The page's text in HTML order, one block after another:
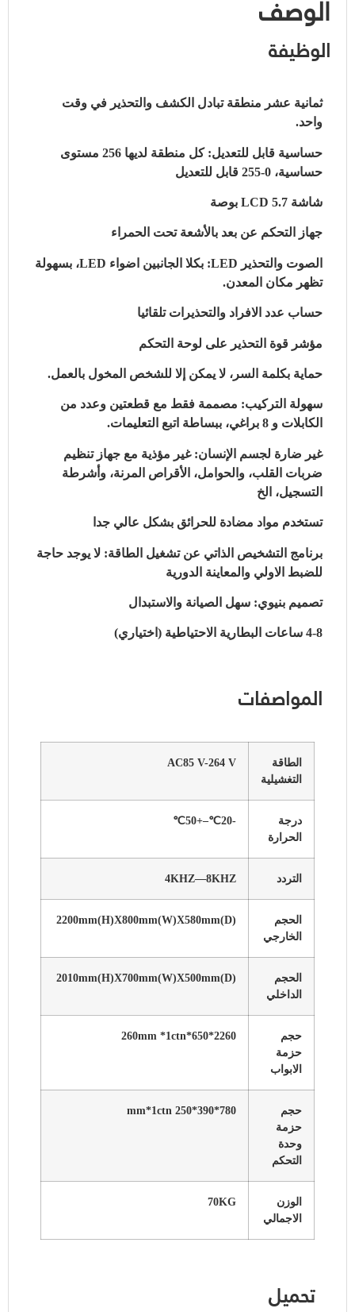
الوصف
الوظيفة
ثمانية عشر منطقة تبادل الكشف والتحذير في وقت
واحد.
حساسية قابل للتعديل: كل منطقة لديها 256 مستوى
حساسية، 0-255 قابل للتعديل
شاشة LCD 5.7 بوصة
جهاز التحكم عن بعد بالأشعة تحت الحمراء
الصوت والتحذير LED: بكلا الجانبين اضواء LED، بسهولة
تظهر مكان المعدن.
حساب عدد الافراد والتحذيرات تلقائيا
مؤشر قوة التحذير على لوحة التحكم
حماية بكلمة السر، لا يمكن إلا للشخص المخول بالعمل.
سهولة التركيب: مصممة فقط مع قطعتين وعدد من
الكابلات و 8 براغي، ببساطة اتبع التعليمات.
غير ضارة لجسم الإنسان: غير مؤذية مع جهاز تنظيم
ضربات القلب، والحوامل، الأقراص المرنة، وأشرطة
التسجيل، الخ
تستخدم مواد مضادة للحرائق بشكل عالي جدا
برنامج التشخيص الذاتي عن تشغيل الطاقة: لا يوجد حاجة
للضبط الاولي والمعاينة الدورية
تصميم بنيوي: سهل الصيانة والاستبدال
4-8 ساعات البطارية الاحتياطية (اختياري)
المواصفات
الطاقة
التغشيلية
AC85 V-264 V
درجة
الحرارة
-20℃–+50℃
التردد 4KHZ—8KHZ
الحجم
الخارجي
2200mm(H)X800mm(W)X580mm(D)
الحجم
الداخلي
2010mm(H)X700mm(W)X500mm(D)
حجم
حزمة
الابواب
2260*650*260mm *1ctn
حجم
حزمة
وحدة
التحكم
780*390*250 mm*1ctn
الوزن
الاجمالي
70KG
تحميل